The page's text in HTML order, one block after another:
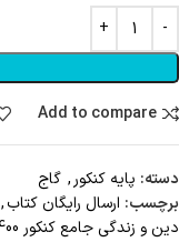
Add to compare
دسته: پایه کنکور, گاج
برچسب: ارسال رايگان کتاب,
دین و زندگی جامع کنکور 1400 نشر گاج